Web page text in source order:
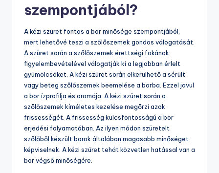
szempontjából?
A kézi szüret fontos a bor minősége szempontjából,
mert lehetővé teszi a szőlőszemek gondos válogatását.
A szüret során a szőlőszemek érettségi fokának
figyelembevételével válogatják ki a legjobban érlelt
gyümölcsöket. A kézi szüret során elkerülhető a sérült
vagy beteg szőlőszemek beemelése a borba. Ezzel javul
a bor ízprofilja és aromája. A kézi szüret során a
szőlőszemek kíméletes kezelése megőrzi azok
frissességét. A frissesség kulcsfontosságú a bor
erjedési folyamatában. Az ilyen módon szüretelt
szőlőből készült borok általában magasabb minőséget
képviselnek. A kézi szüret tehát közvetlen hatással van a
bor végső minőségére.